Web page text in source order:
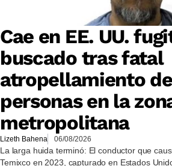
Cae en EE. UU.
buscado tras fatal
atropellamiento
personas en la
metropolitana
Lizeth Bahena 06/08/2026
La larga huida terminó: El conductor que
Temixco en 2023, capturado en Estados